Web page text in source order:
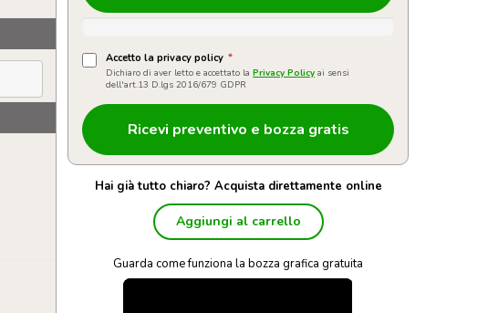
Accetto la privacy policy *
Dichiaro di aver letto e accettato la Privacy Policy ai sensi
dell'art.13 D.lgs 2016/679 GDPR
Hai già tutto chiaro? Acquista direttamente online
Aggiungi al carrello
Guarda come funziona la bozza grafica gratuita